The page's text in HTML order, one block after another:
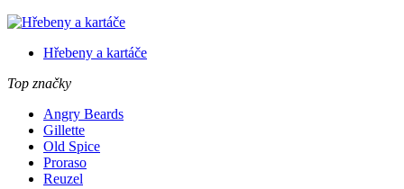
Hřebeny a kartáče
Top značky
Angry Beards
Gillette
Old Spice
Proraso
Reuzel